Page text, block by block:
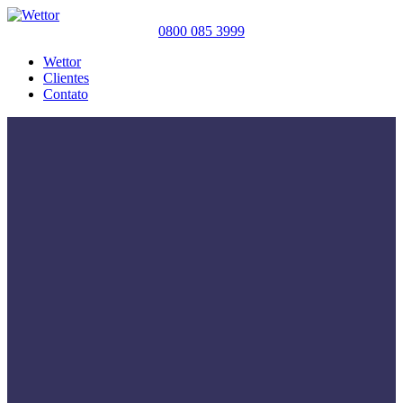
0800 085 3999
Wettor
Clientes
Contato